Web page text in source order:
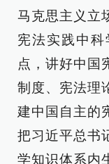
马克思主义立
宪法实践中
点，讲好中国
制度、宪法理
建中国自主的
把习近平总书
学知识体系内